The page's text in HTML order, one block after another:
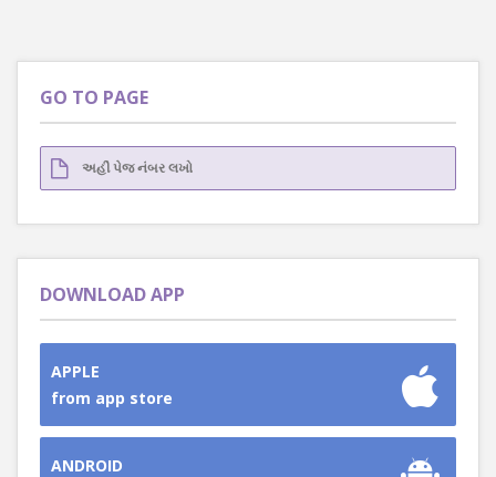
GO TO PAGE
DOWNLOAD APP
APPLE
from app store
ANDROID